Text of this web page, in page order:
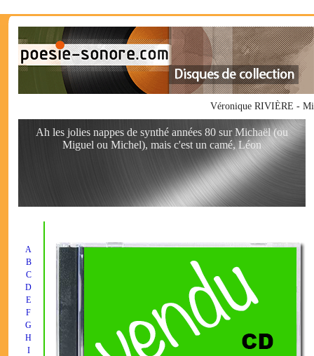
Véronique RIVIÈRE -
Ah les jolies nappes de synthé années 80 sur Michaël (ou
Miguel ou Michel), mais c'est un camé, Léon
A
B
C
D
E
F
G
H
I